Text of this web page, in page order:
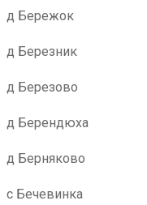
д Бережок
д Березник
д Березово
д Берендюха
д Берняково
с Бечевинка